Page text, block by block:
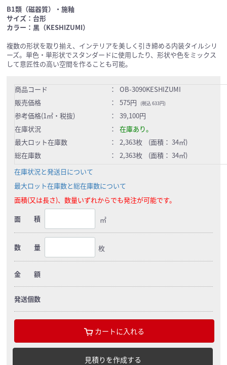
B1類（磁器質）・施釉
サイズ：台形
カラー：黒（KESHIZUMI）
複数の形状を取り揃え、インテリアを美しく引き締める内装タイルシリ
ーズ。単色・単形状でスタンダードに使用したり、形状や色をミックス
して意匠性の高い空間を作ることも可能。
商品コード ：
OB-3090KESHIZUMI
販売価格
： 575円 (税込 633円)
参考価格(1㎡・税抜) ：
39,100円
在庫状況
：
在庫あり。
最大ロット在庫数
：
2,363枚 (面積： 34㎡)
総在庫数
：
2,363枚 (面積： 34㎡)
在庫状況と発送日について
最大ロット在庫数と総在庫数について
面積(又は長さ)、数量いずれからでも発注が可能です。
面 積
㎡
数 量 枚
金 額
発送個数
カートに入れる
見積りを作成する